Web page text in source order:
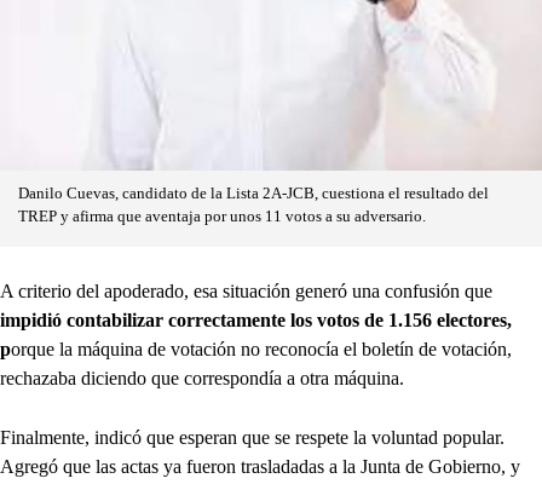
Danilo Cuevas, candidato de la Lista 2A-JCB, cuestiona el resultado del
TREP y afirma que aventaja por unos 11 votos a su adversario.
A criterio del apoderado, esa situación generó una confusión que
impidió contabilizar correctamente los votos de 1.156 electores,
porque la máquina de votación no reconocía el boletín de votación,
rechazaba diciendo que correspondía a otra máquina.
Finalmente, indicó que esperan que se respete la voluntad popular.
Agregó que las actas ya fueron trasladadas a la Junta de Gobierno, y